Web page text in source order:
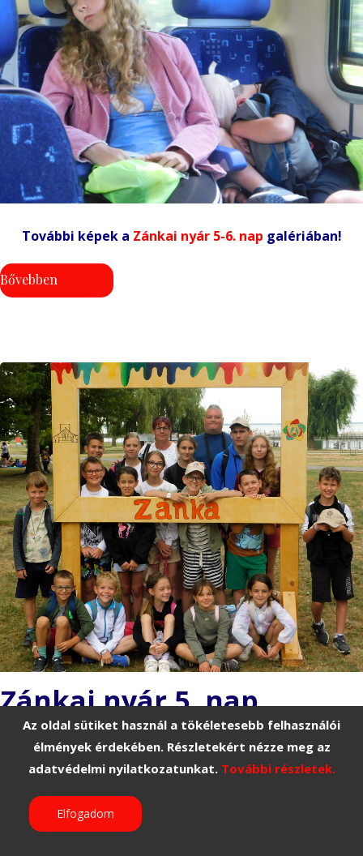
További képek a Zánkai nyár 5-6. nap galériában!
Bővebben
Zánkai nyár 5. nap
2026. július 09.
A mai napot a megszokott tornával kezdtük.
Az oldal sütiket használ a tökéletesebb felhasználói
élmények érdekében. Részletekért nézze meg az
adatvédelmi nyilatkozatunkat. További részletek.
Elfogadom